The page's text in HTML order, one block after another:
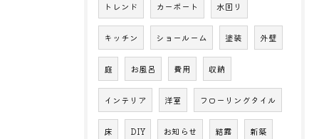
トレンド カーポート 水回り
キッチン ショールーム 塗装 外壁
庭 お風呂 費用 収納
インテリア 洋室 フローリングタイル
床 DIY お知らせ 結露 新築